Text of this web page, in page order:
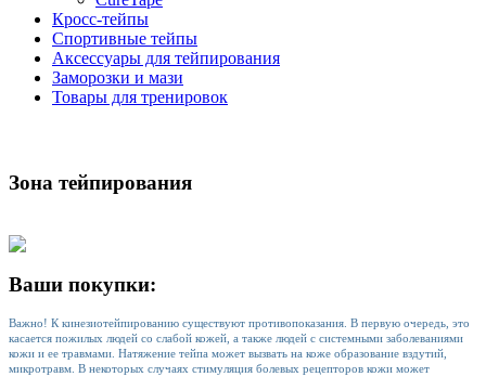
Кросс-тейпы
Спортивные тейпы
Аксессуары для тейпирования
Заморозки и мази
Товары для тренировок
Зона тейпирования
Ваши покупки:
Важно! К кинезиотейпированию существуют противопоказания. В первую очередь, это
касается пожилых людей со слабой кожей, а также людей с системными заболеваниями
кожи и ее травмами. Натяжение тейпа может вызвать на коже образование вздутий,
микротравм. В некоторых случаях стимуляция болевых рецепторов кожи может